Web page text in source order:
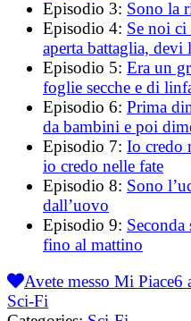
Episodio 3: Sono la
Episodio 4: Se noi
aperta battaglia, devi
Episodio 5: Era un
foglie secche e di
Episodio 6: Prima
da bambini e poi
Episodio 7: Io credo
io credo nelle fate
Episodio 8: Sono
dall’uovo
Episodio 9:
fino al mattino
Avete messo Mi Piace6
Sci-Fi